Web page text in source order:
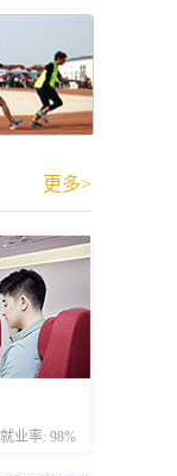
更多>
就业率: 98%